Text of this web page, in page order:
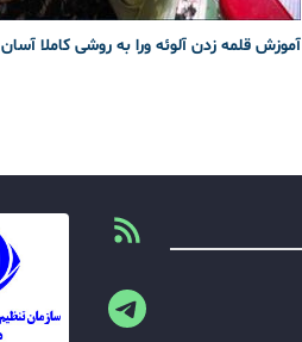
آموزش قلمه زدن آلوئه ورا به روشی کاملا آسان